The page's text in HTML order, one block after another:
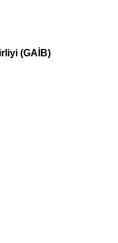
(GAİB)